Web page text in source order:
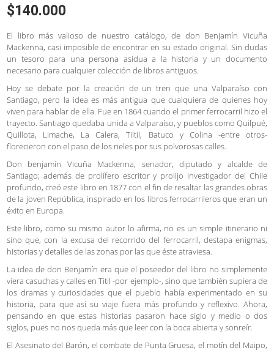
$140.000
El libro más valioso de nuestro catálogo, de don Benjamín Vicuña
Mackenna, casi imposible de encontrar en su estado original. Sin dudas
un tesoro para una persona asidua a la historia y un documento
necesario para cualquier colección de libros antiguos.
Hoy se debate por la creación de un tren que una Valparaíso con
Santiago, pero la idea es más antigua que cualquiera de quienes hoy
viven para hablar de ella. Fue en 1864 cuando el primer ferrocarril hizo el
trayecto. Santiago quedaba unida a Valparaíso, y pueblos como Quilpué,
Quillota, Limache, La Calera, Tiltil, Batuco y Colina -entre otros-
florecieron con el paso de los rieles por sus polvorosas calles.
Don benjamín Vicuña Mackenna, senador, diputado y alcalde de
Santiago; además de prolífero escritor y prolijo investigador del Chile
profundo, creó este libro en 1877 con el fin de resaltar las grandes obras
de la joven República, inspirado en los libros ferrocarrileros que eran un
éxito en Europa.
Este libro, como su mismo autor lo afirma, no es un simple itinerario ni
sino que, con la excusa del recorrido del ferrocarril, destapa enigmas,
historias y detalles de las zonas por las que éste atraviesa.
La idea de don Benjamín era que el poseedor del libro no simplemente
viera casuchas y calles en Titil -por ejemplo-, sino que también supiera de
los dramas y curiosidades que el pueblo había experimentado en su
historia, para que así su viaje fuera más profundo y reflexivo. Ahora,
pensando en que estas historias pasaron hace siglo y medio o dos
siglos, pues no nos queda más que leer con la boca abierta y sonreír.
El Asesinato del Barón, el combate de Punta Gruesa, el motín del Maipo,